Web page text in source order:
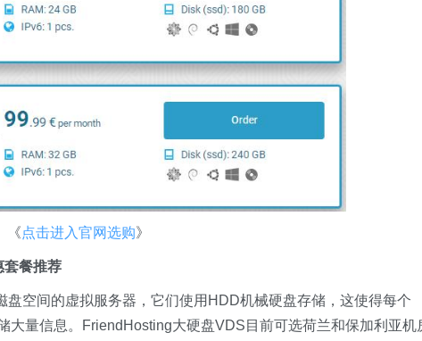
《点击进入官网选购》
餐推荐
空间的虚拟服务器，它们使用HDD机械硬盘存储，这使得每个
大量信息。FriendHosting大硬盘VDS目前可选荷兰和保加利亚机